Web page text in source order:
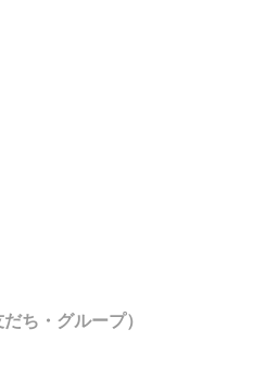
ち・グループ）